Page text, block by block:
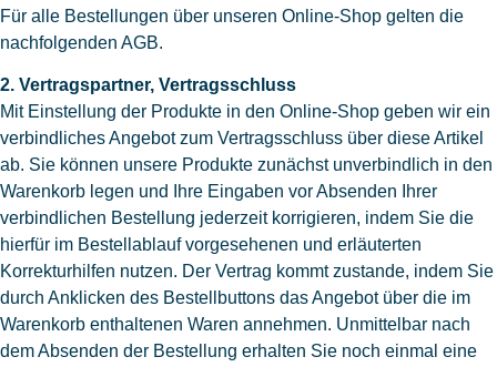
Für alle Bestellungen über unseren Online-Shop gelten die
nachfolgenden AGB.
2. Vertragspartner, Vertragsschluss
Mit Einstellung der Produkte in den Online-Shop geben wir ein
verbindliches Angebot zum Vertragsschluss über diese Artikel
ab. Sie können unsere Produkte zunächst unverbindlich in den
Warenkorb legen und Ihre Eingaben vor Absenden Ihrer
verbindlichen Bestellung jederzeit korrigieren, indem Sie die
hierfür im Bestellablauf vorgesehenen und erläuterten
Korrekturhilfen nutzen. Der Vertrag kommt zustande, indem Sie
durch Anklicken des Bestellbuttons das Angebot über die im
Warenkorb enthaltenen Waren annehmen. Unmittelbar nach
dem Absenden der Bestellung erhalten Sie noch einmal eine